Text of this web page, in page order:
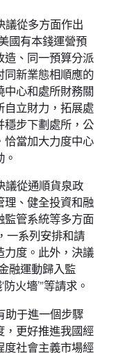
議從多方面作出
國有本錢運營預
造、同一預算分派
同新業態相順應的
心和處所財務關
自立財力，拓展處
穩步下劃處所，公
恰當加大力度中心
議從通順貨泉政
理、健全投資和融
監管系統等多方面
一系列安排和請
力度。此外，決議
融運動歸入監
火墻’”等請求。
助于進一個步驟
，更好推進我國經
度社會主義市場經